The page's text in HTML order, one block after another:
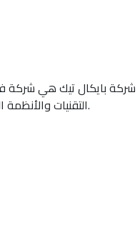
التقنيات والأنظمة التي تلبي احتياجات القطاعات السكنية والتجارية والصناعية. نعمل على توفير حلول مستدامة تضمن أعلى مستويات الجودة والكفاءة، مع الالتزام بالمعايير العالمية ومتطلبات كل عميل.